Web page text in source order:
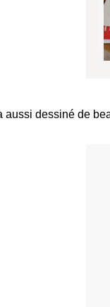
aussi dessiné de